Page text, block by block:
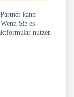
kann
Sie es
nutzen